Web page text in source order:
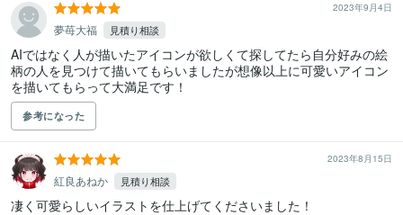
2023年9月4日
夢苺大福 見積り相談
AIではなく人が描いたアイコンが欲しくて探してたら自分好みの絵
柄の人を見つけて描いてもらいましたが想像以上に可愛いアイコン
を描いてもらって大満足です！
参考になった
2023年8月15日
紅良あねか 見積り相談
凄く可愛らしいイラストを仕上げてくださいました！